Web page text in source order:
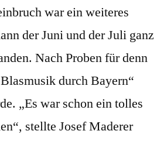
war ein weiteres
der Juni und der Juli ganz
Nach Proben für denn
durch Bayern“
„Es war schon ein tolles
stellte Josef Maderer